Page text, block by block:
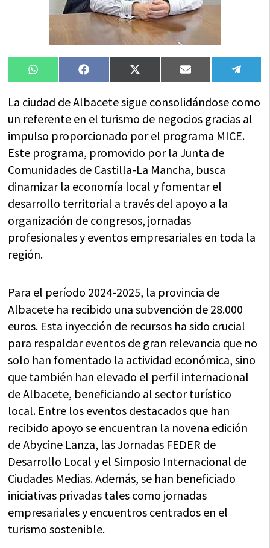
Compartir
en
WhatsAppCompartir
en
FacebookCompartir
en
X
(Twitter)
Compartir
en
Email
en
La ciudad de Albacete sigue consolidándose como
un referente en el turismo de negocios gracias al
impulso proporcionado por el programa MICE.
Este programa, promovido por la Junta de
Comunidades de Castilla-La Mancha, busca
dinamizar la economía local y fomentar el
desarrollo territorial a través del apoyo a la
organización de congresos, jornadas
profesionales y eventos empresariales en toda la
región.
Para el período 2024-2025, la provincia de
Albacete ha recibido una subvención de 28.000
euros. Esta inyección de recursos ha sido crucial
para respaldar eventos de gran relevancia que no
solo han fomentado la actividad económica, sino
que también han elevado el perfil internacional
de Albacete, beneficiando al sector turístico
local. Entre los eventos destacados que han
recibido apoyo se encuentran la novena edición
de Abycine Lanza, las Jornadas FEDER de
Desarrollo Local y el Simposio Internacional de
Ciudades Medias. Además, se han beneficiado
iniciativas privadas tales como jornadas
empresariales y encuentros centrados en el
turismo sostenible.